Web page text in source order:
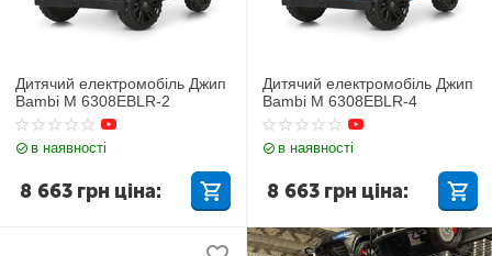
Дитячий електромобіль Джип
Bambi M 6308EBLR-2
в наявності
8 663 грн ціна:
Дитячий електромобіль Джип
Bambi M 6308EBLR-4
в наявності
8 663 грн ціна: